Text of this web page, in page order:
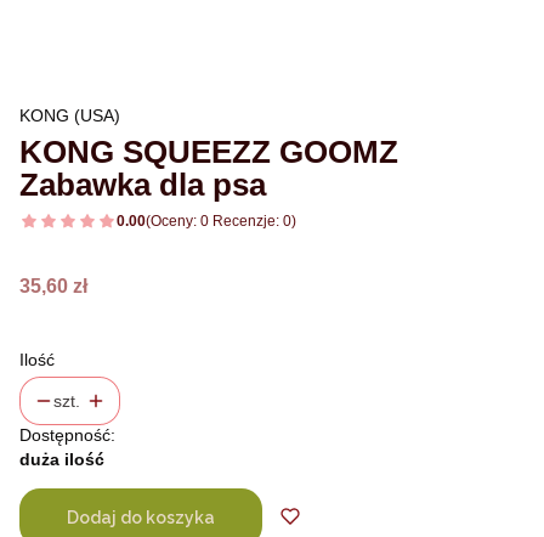
KONG (USA)
KONG SQUEEZZ GOOMZ
Zabawka dla psa
0.00(Oceny: 0 Recenzje: 0)
Cena
35,60 zł
Ilość
szt.
Dostępność:
duża ilość
Dodaj do koszyka